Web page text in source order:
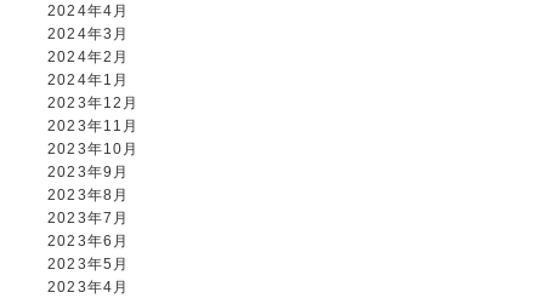
2024年4月
2024年3月
2024年2月
2024年1月
2023年12月
2023年11月
2023年10月
2023年9月
2023年8月
2023年7月
2023年6月
2023年5月
2023年4月